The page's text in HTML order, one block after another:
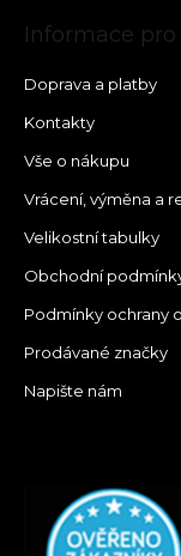
Informace pro
Doprava a platby
Kontakty
Vše o nákupu
Vrácení, výměna a
Velikostní tabulky
Obchodní
Podmínky ochrany
Prodávané značky
Napište nám